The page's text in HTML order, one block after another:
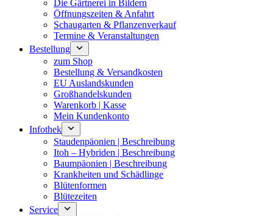
Die Gärtnerei in Bildern
Öffnungszeiten & Anfahrt
Schaugarten & Pflanzenverkauf
Termine & Veranstaltungen
Bestellung
zum Shop
Bestellung & Versandkosten
EU Auslandskunden
Großhandelskunden
Warenkorb | Kasse
Mein Kundenkonto
Infothek
Staudenpäonien | Beschreibung
Itoh – Hybriden | Beschreibung
Baumpäonien | Beschreibung
Krankheiten und Schädlinge
Blütenformen
Blütezeiten
Service